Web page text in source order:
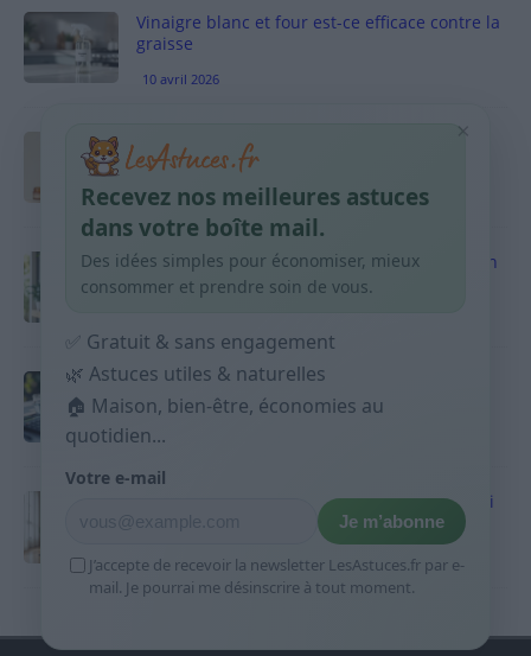
Vinaigre blanc et four est-ce efficace contre la
graisse
10 avril 2026
Taches pigmentaires : routine simple +
habitudes qui aident
9 avril 2026
Produits ménagers : comment économiser en
courses sans acheter 10 sprays
Budget mensuel : méthode rapide pour
répartir son salaire dès le jour de paie
9 avril 2026
Sport 10 minutes par jour est-ce utile et quoi
9 avril 2026
×
Recevez nos meilleures astuces
dans votre boîte mail.
Des idées simples pour économiser, mieux
consommer et prendre soin de vous.
✅ Gratuit & sans engagement
🌿 Astuces utiles & naturelles
🏠 Maison, bien-être, économies au
quotidien...
Votre e-mail
Je m’abonne
J’accepte de recevoir la newsletter LesAstuces.fr par e-
mail. Je pourrai me désinscrire à tout moment.